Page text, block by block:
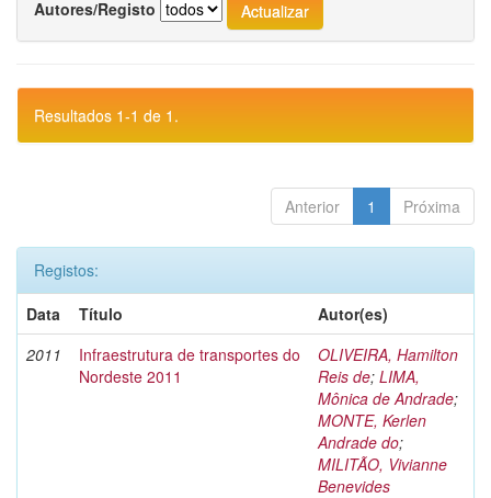
Autores/Registo
Resultados 1-1 de 1.
Anterior 1 Próxima
Registos:
Data
Título
Autor(es)
2011
Infraestrutura de transportes do
Nordeste 2011
OLIVEIRA, Hamilton
Reis de; LIMA,
Mônica de Andrade;
MONTE, Kerlen
Andrade do;
MILITÃO, Vivianne
Benevides